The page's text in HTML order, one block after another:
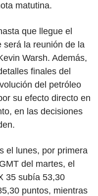
matutina.
que llegue el
será la reunión de la
Warsh. Además,
finales del
del petróleo
su efecto directo en
en las decisiones
el lunes, por primera
del martes, el
35 subía 53,30
puntos, mientras